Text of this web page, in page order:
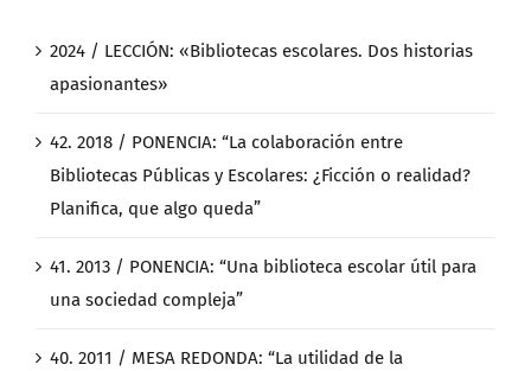
2024 / LECCIÓN: «Bibliotecas escolares. Dos historias
apasionantes»
42. 2018 / PONENCIA: “La colaboración entre
Bibliotecas Públicas y Escolares: ¿Ficción o realidad?
Planifica, que algo queda”
41. 2013 / PONENCIA: “Una biblioteca escolar útil para
una sociedad compleja”
40. 2011 / MESA REDONDA: “La utilidad de la